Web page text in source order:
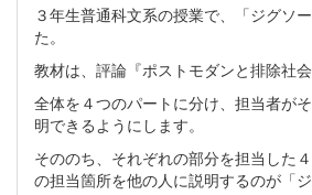
３年生普通科文系の授業で、「ジグソ
た。
教材は、評論『ポストモダンと排除社会
全体を４つのパートに分け、担当者が
明できるようにします。
そののち、それぞれの部分を担当した
の担当箇所を他の人に説明するのが「ジ